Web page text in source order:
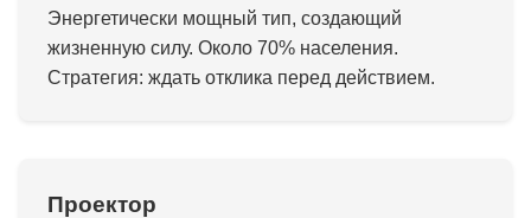
Энергетически мощный тип, создающий
жизненную силу. Около 70% населения.
Стратегия: ждать отклика перед действием.
Проектор